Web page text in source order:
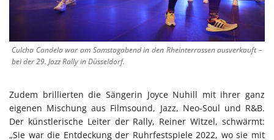
Culcha Candela war am Samstagabend in den Rheinterrassen ausverkauft –
bei der 29. Jazz Rally in Düsseldorf.
Zudem brillierten die Sängerin Joyce Nuhill mit ihrer ganz
eigenen Mischung aus Filmsound, Jazz, Neo-Soul und R&B.
Der künstlerische Leiter der Rally, Reiner Witzel, schwärmt:
„Sie war die Entdeckung der Ruhrfestspiele 2022, wo sie mit